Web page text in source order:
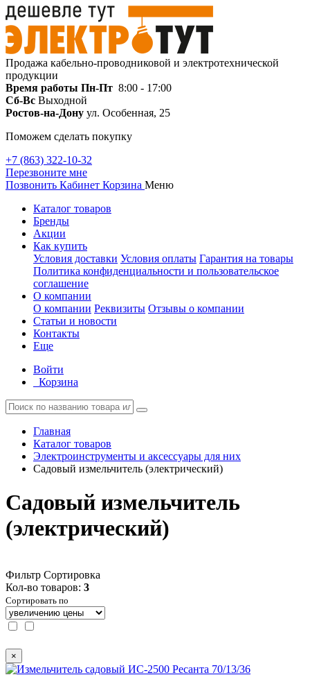
Продажа кабельно-проводниковой и электротехнической
продукции
Время работы Пн-Пт 8:00 - 17:00
Сб-Вс Выходной
Ростов-на-Дону ул. Особенная, 25
Поможем сделать покупку
+7 (863) 322-10-32
Перезвоните мне
Позвонить Кабинет Корзина Меню
Каталог товаров
Бренды
Акции
Как купить
Условия доставки Условия оплаты Гарантия на товары
Политика конфиденциальности и пользовательское
соглашение
О компании
О компании Реквизиты Отзывы о компании
Статьи и новости
Контакты
Еще
Войти
Корзина
Главная
Каталог товаров
Электроинструменты и аксессуары для них
Садовый измельчитель (электрический)
Садовый измельчитель
(электрический)
Фильтр Сортировка
Кол-во товаров: 3
Сортировать по
×